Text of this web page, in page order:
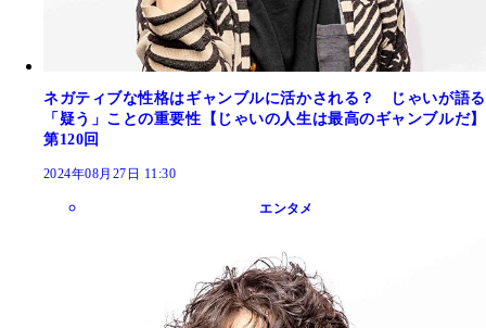
ネガティブな性格はギャンブルに活かされる？ じゃいが語る
「疑う」ことの重要性【じゃいの人生は最高のギャンブルだ】
第120回
2024年08月27日 11:30
エンタメ